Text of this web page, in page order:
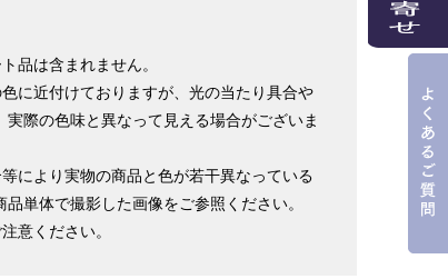
品は含まれません。
に近付けておりますが、光の当たり具合や
際の色味と異なって見える場合がございま
により実物の商品と色が若干異なっている
単体で撮影した画像をご参照ください。
意ください。